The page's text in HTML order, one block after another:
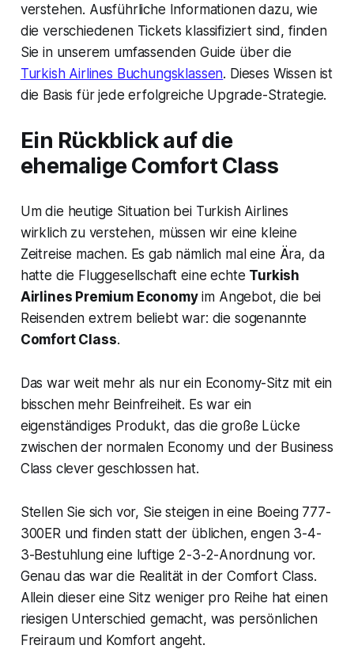
verstehen. Ausführliche Informationen dazu, wie
die verschiedenen Tickets klassifiziert sind, finden
Sie in unserem umfassenden Guide über die
Turkish Airlines Buchungsklassen. Dieses Wissen ist
die Basis für jede erfolgreiche Upgrade-Strategie.
Ein Rückblick auf die
ehemalige Comfort Class
Um die heutige Situation bei Turkish Airlines
wirklich zu verstehen, müssen wir eine kleine
Zeitreise machen. Es gab nämlich mal eine Ära, da
hatte die Fluggesellschaft eine echte Turkish
Airlines Premium Economyim Angebot, die bei
Reisenden extrem beliebt war: die sogenannte
Comfort Class.
Das war weit mehr als nur ein Economy-Sitz mit ein
bisschen mehr Beinfreiheit. Es war ein
eigenständiges Produkt, das die große Lücke
zwischen der normalen Economy und der Business
Class clever geschlossen hat.
Stellen Sie sich vor, Sie steigen in eine Boeing 777-
300ER und finden statt der üblichen, engen 3-4-
3-Bestuhlung eine luftige 2-3-2-Anordnung vor.
Genau das war die Realität in der Comfort Class.
Allein dieser eine Sitz weniger pro Reihe hat einen
riesigen Unterschied gemacht, was persönlichen
Freiraum und Komfort angeht.